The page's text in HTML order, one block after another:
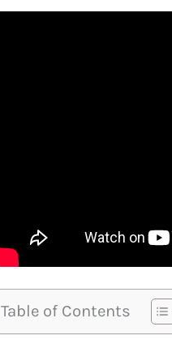
Table of Contents